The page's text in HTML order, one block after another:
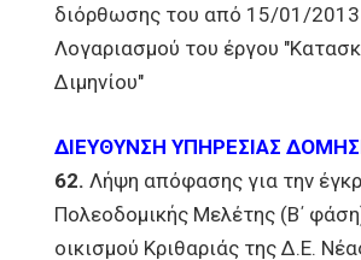
διόρθωσης του από 15/01/
Λογαριασμού του έργου
Διμηνίου"
ΔΙΕΥΘΥΝΣΗ ΥΠΗΡΕΣΙΑΣ
62. Λήψη απόφασης για την
Πολεοδομικής Μελέτης (Β΄
οικισμού Κριθαριάς της Δ.Ε.